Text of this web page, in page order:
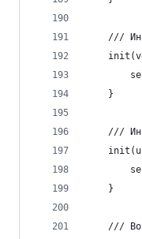
///
    }
///
    }
///